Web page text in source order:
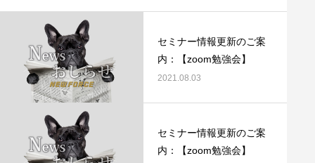
WEBコンテンツ
WEBマーケティング戦略立案
補助金
セミナー情報更新のご案
内：【zoom勉強会】
2021.08.03
セミナー情報更新のご案
内：【zoom勉強会】